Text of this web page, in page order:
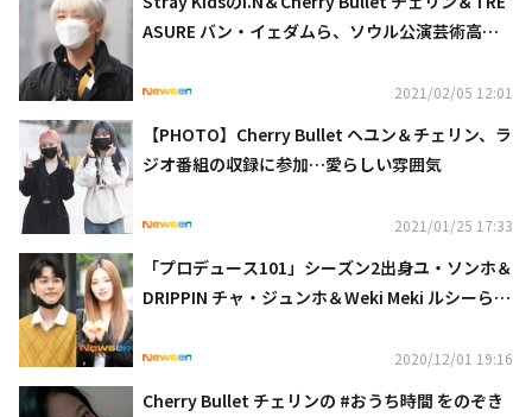
ASURE バン・イェダムら、ソウル公演芸術高校
2021/02/05 12:01
【PHOTO】Cherry Bullet ヘユン＆チェリン、ラ
ジオ番組の収録に参加…愛らしい雰囲気
2021/01/25 17:33
「プロデュース101」シーズン2出身ユ・ソンホ＆
DRIPPIN チャ・ジュンホ＆Weki Meki ルシーら、
2020/12/01 19:16
Cherry Bullet チェリンの #おうち時間 をのぞき